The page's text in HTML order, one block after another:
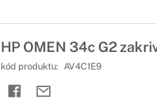
HP OMEN 34c G2
kód produktu: AV4C1E9